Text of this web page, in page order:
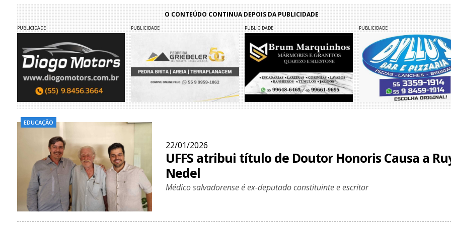
O CONTEÚDO CONTINUA DEPOIS DA PUBLICIDADE
PUBLICIDADE PUBLICIDADE PUBLICIDADE PUBLICIDADE
EDUCAÇÃO
22/01/2026
UFFS atribui título de Doutor Honoris Causa a
Nedel
Médico salvadorense é ex-deputado constituinte e escritor